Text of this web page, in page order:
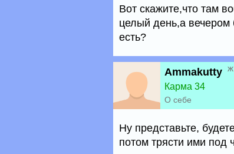
Вот скажите,что там
целый день,а вечером
есть?
Ammakutty ж
Карма 34
О себе
Ну представьте,
потом трясти ими под